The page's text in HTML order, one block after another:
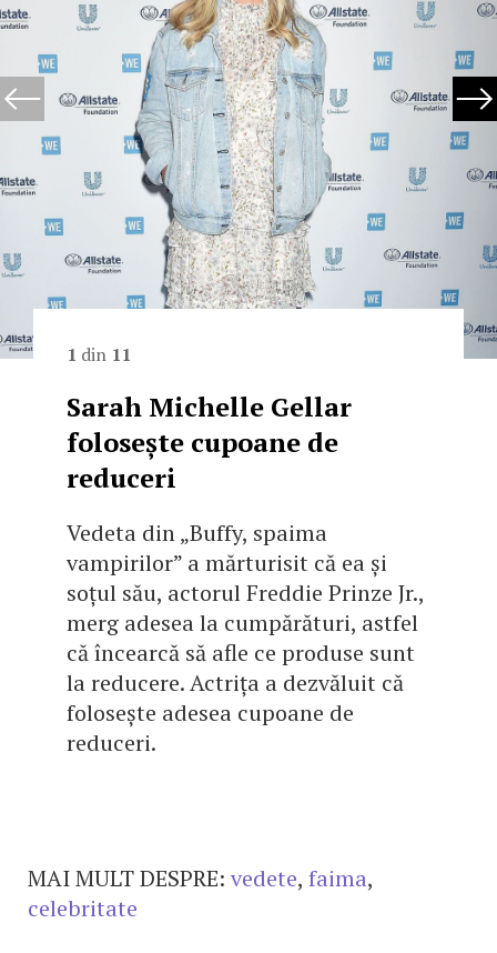
1 din 11
Sarah Michelle Gellar
folosește cupoane de
reduceri
Vedeta din „Buffy, spaima
vampirilor” a mărturisit că ea și
soțul său, actorul Freddie Prinze Jr.,
merg adesea la cumpărături, astfel
că încearcă să afle ce produse sunt
la reducere. Actrița a dezvăluit că
folosește adesea cupoane de
reduceri.
MAI MULT DESPRE: vedete, faima,
celebritate